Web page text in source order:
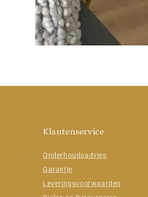
Klantenservice
Onderhoudsadvies
Garantie
Leveringsvoorwaarden